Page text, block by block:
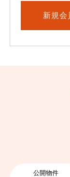
新規会
公開物件